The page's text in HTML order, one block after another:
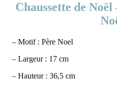
Chaussette de
– Motif : Père Noel
– Largeur : 17 cm
– Hauteur : 36,5 cm